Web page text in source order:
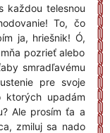
každou telesnou
To, čo
ja, hriešnik! Ó,
pozrieť alebo
smradľavému
pre svoje
upadám
Ale prosím ťa a
zmiluj sa nado